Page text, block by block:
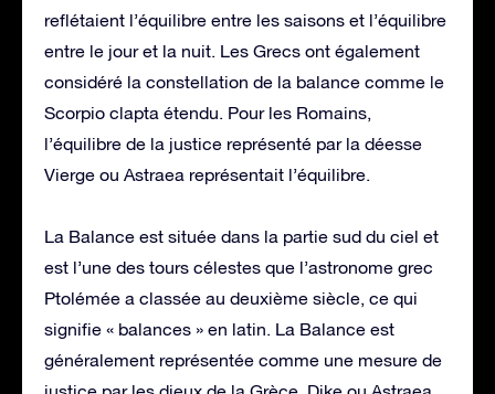
reflétaient l’équilibre entre les saisons et l’équilibre
entre le jour et la nuit. Les Grecs ont également
considéré la constellation de la balance comme le
Scorpio clapta étendu. Pour les Romains,
l’équilibre de la justice représenté par la déesse
Vierge ou Astraea représentait l’équilibre.
La Balance est située dans la partie sud du ciel et
est l’une des tours célestes que l’astronome grec
Ptolémée a classée au deuxième siècle, ce qui
signifie « balances » en latin. La Balance est
généralement représentée comme une mesure de